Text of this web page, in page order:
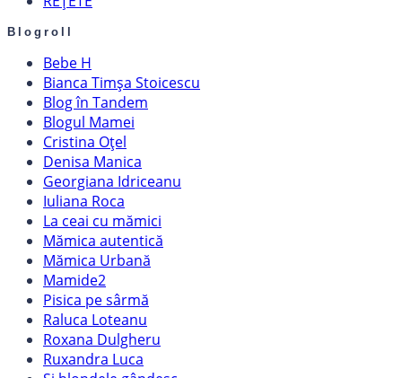
Blogroll
Bebe H
Bianca Timșa Stoicescu
Blog în Tandem
Blogul Mamei
Cristina Oțel
Denisa Manica
Georgiana Idriceanu
Iuliana Roca
La ceai cu mămici
Mămica autentică
Mămica Urbană
Mamide2
Pisica pe sârmă
Raluca Loteanu
Roxana Dulgheru
Ruxandra Luca